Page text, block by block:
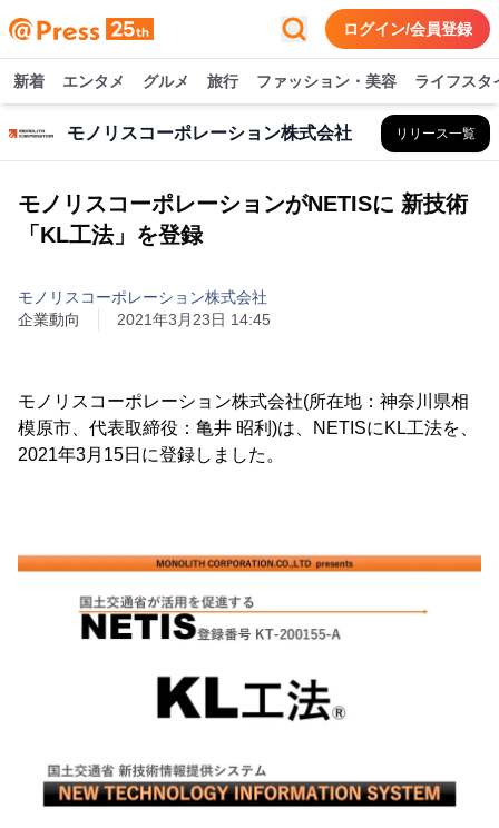
ログイン/会員登録
新着 エンタメ グルメ 旅行 ファッション・美容 ライフスタ
モノリスコーポレーション株式会社 リリース一覧
モノリスコーポレーションがNETISに 新技術
「KL工法」を登録
モノリスコーポレーション株式会社
企業動向
2021年3月23日 14:45
モノリスコーポレーション株式会社(所在地：神奈川県相
模原市、代表取締役：亀井 昭利)は、NETISにKL工法を、
2021年3月15日に登録しました。